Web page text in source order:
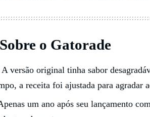
o Gatorade
A versão original tinha sabor
a receita foi ajustada para agradar
um ano após seu lançamento